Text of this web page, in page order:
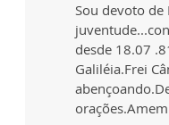
Sou devoto de
desde 18.07
Galiléia.Frei